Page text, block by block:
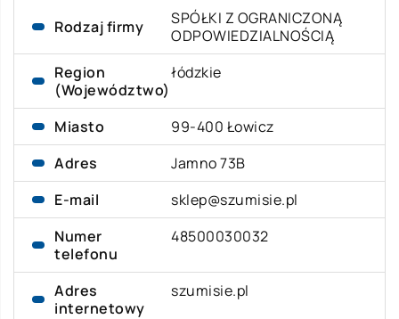
Rodzaj firmy
SPÓŁKI Z OGRANICZONĄ
ODPOWIEDZIALNOŚCIĄ
Region
(Województwo)
łódzkie
Miasto
99-400 Łowicz
Adres
Jamno 73B
E-mail
sklep@szumisie.pl
Numer
telefonu
48500030032
Adres
internetowy
szumisie.pl